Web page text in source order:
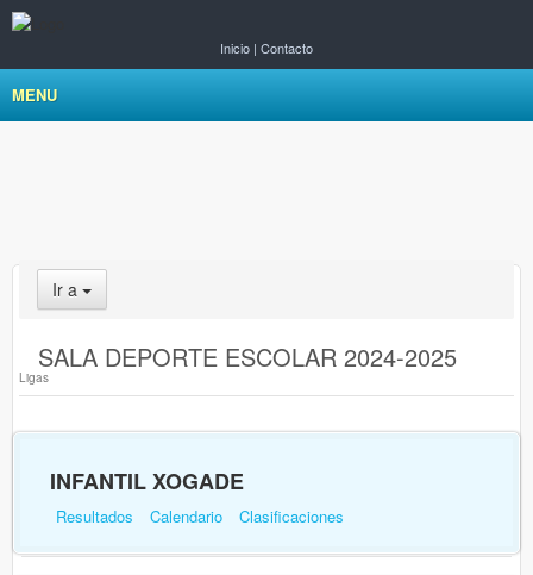
Inicio | Contacto
MENU
Ir a
SALA DEPORTE ESCOLAR 2024-2025
Ligas
INFANTIL XOGADE
Resultados Calendario Clasificaciones